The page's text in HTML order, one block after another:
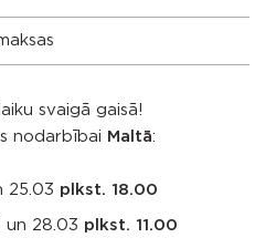
svaigā gaisā!
nodarbībai Maltā:
25.03 plkst. 18.00
un 28.03 plkst. 11.00